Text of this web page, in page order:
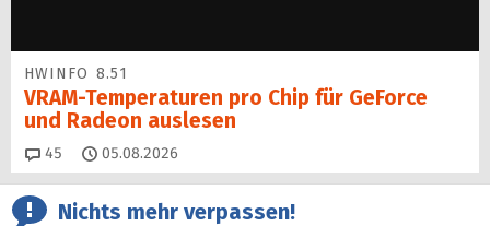
HWINFO 8.51
VRAM-Temperaturen pro Chip für GeForce
und Radeon auslesen
45 Kommentare
05.08.2026
Nichts mehr verpassen!